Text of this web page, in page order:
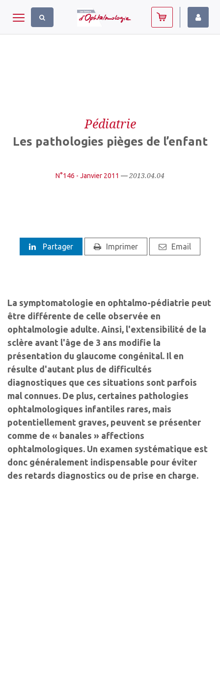
Toggle navigation
Pédiatrie
Les pathologies pièges de l’enfant
N°146 - Janvier 2011 —2013.04.04
Partager Imprimer Email
La symptomatologie en ophtalmo-pédiatrie peut
être différente de celle observée en
ophtalmologie adulte. Ainsi, l'extensibilité de la
sclère avant l'âge de 3 ans modifie la
présentation du glaucome congénital. Il en
résulte d'autant plus de difficultés
diagnostiques que ces situations sont parfois
mal connues. De plus, certaines pathologies
ophtalmologiques infantiles rares, mais
potentiellement graves, peuvent se présenter
comme de « banales » affections
ophtalmologiques. Un examen systématique est
donc généralement indispensable pour éviter
des retards diagnostics ou de prise en charge.
Panneau de gestion des cookies